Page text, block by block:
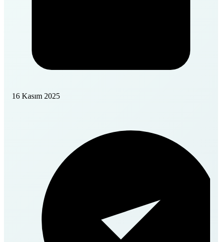
16 Kasım 2025